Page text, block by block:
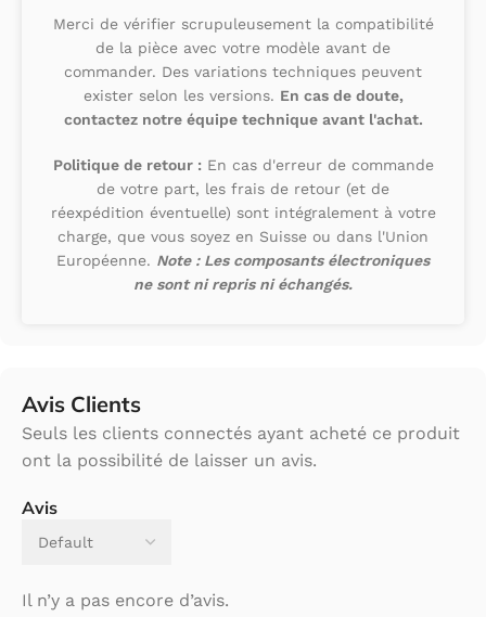
Merci de vérifier scrupuleusement la compatibilité
de la pièce avec votre modèle avant de
commander. Des variations techniques peuvent
exister selon les versions. En cas de doute,
contactez notre équipe technique avant l'achat.
Politique de retour : En cas d'erreur de commande
de votre part, les frais de retour (et de
réexpédition éventuelle) sont intégralement à votre
charge, que vous soyez en Suisse ou dans l'Union
Européenne. Note : Les composants électroniques
ne sont ni repris ni échangés.
Avis Clients
Avis
Il n’y a pas encore d’avis.
Seuls les clients connectés ayant acheté ce produit
ont la possibilité de laisser un avis.